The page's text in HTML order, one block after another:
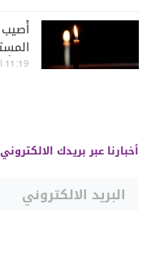
عاماً
11:19 | 2026-08-05
أخبارنا عبر بريدك الالكتروني